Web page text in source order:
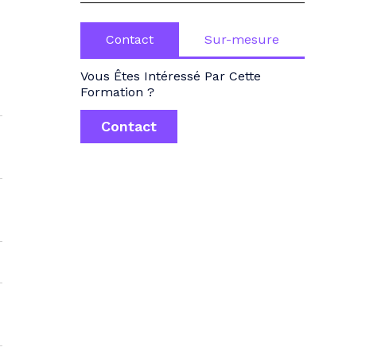
Contact Sur-mesure
Vous Êtes Intéressé Par Cette
Formation ?
Contact